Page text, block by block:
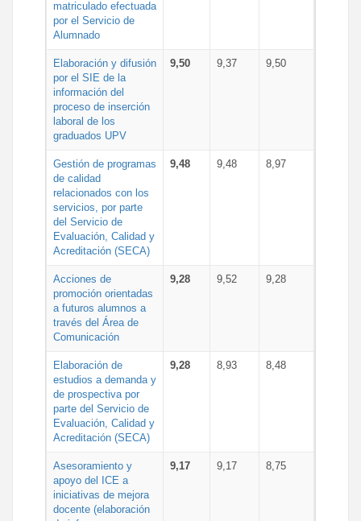
matriculado efectuada
por el Servicio de
Alumnado
Elaboración y difusión
por el SIE de la
información del
proceso de inserción
laboral de los
graduados UPV
9,50 9,37 9,50
Gestión de programas
de calidad
relacionados con los
servicios, por parte
del Servicio de
Evaluación, Calidad y
Acreditación (SECA)
9,48 9,48 8,97
Acciones de
promoción orientadas
a futuros alumnos a
través del Área de
Comunicación
9,28 9,52 9,28
Elaboración de
estudios a demanda y
de prospectiva por
parte del Servicio de
Evaluación, Calidad y
Acreditación (SECA)
9,28 8,93 8,48
Asesoramiento y
apoyo del ICE a
iniciativas de mejora
docente (elaboración
9,17 9,17 8,75